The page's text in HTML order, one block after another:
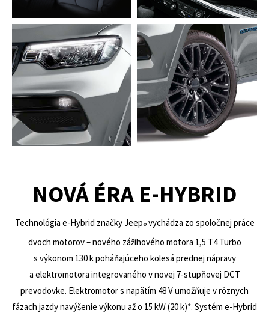
NOVÁ ÉRA E-HYBRID
Technológia e-Hybrid značky Jeep®vychádza zo spoločnej práce
dvoch motorov – nového zážihového motora 1,5 T4 Turbo
s výkonom 130 k poháňajúceho kolesá prednej nápravy
a elektromotora integrovaného v novej 7-stupňovej DCT
prevodovke. Elektromotor s napätím 48 V umožňuje v rôznych
fázach jazdy navýšenie výkonu až o 15 kW (20 k)*. Systém e-Hybrid